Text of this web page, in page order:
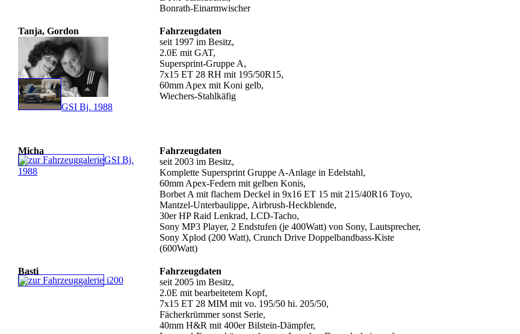
Bonrath-Einarmwischer
Tanja, Gordon
GSI Bj. 1988
Fahrzeugdaten
seit 1997 im Besitz,
2.0E mit GAT,
Supersprint-Gruppe A,
7x15 ET 28 RH mit 195/50R15,
60mm Apex mit Koni gelb,
Wiechers-Stahlkäfig
Micha
GSI Bj.
1988
Fahrzeugdaten
seit 2003 im Besitz,
Komplette Supersprint Gruppe A-Anlage in Edelstahl,
60mm Apex-Federn mit gelben Konis,
Borbet A mit flachem Deckel in 9x16 ET 15 mit 215/40R16 Toyo,
Mantzel-Unterbaulippe, Airbrush-Heckblende,
30er HP Raid Lenkrad, LCD-Tacho,
Sony MP3 Player, 2 Endstufen (je 400Watt) von Sony, Lautsprecher,
Sony Xplod (200 Watt), Crunch Drive Doppelbandbass-Kiste
(600Watt)
Basti
i200
Fahrzeugdaten
seit 2005 im Besitz,
2.0E mit bearbeitetem Kopf,
7x15 ET 28 MIM mit vo. 195/50 hi. 205/50,
Fächerkrümmer sonst Serie,
40mm H&R mit 400er Bilstein-Dämpfer,